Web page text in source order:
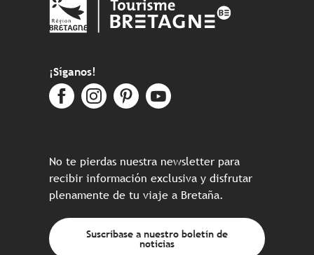
¡Síganos!
No te pierdas nuestra newsletter para
recibir información exclusiva y disfrutar
plenamente de tu viaje a Bretaña.
Suscríbase a nuestro boletín de
noticias